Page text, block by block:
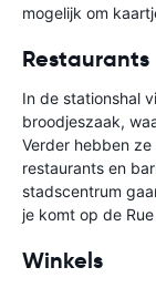
mogelijk om
Restaurants
In de stationshal
broodjeszaak,
Verder hebben
restaurants en
stadscentrum
je komt op de
Winkels